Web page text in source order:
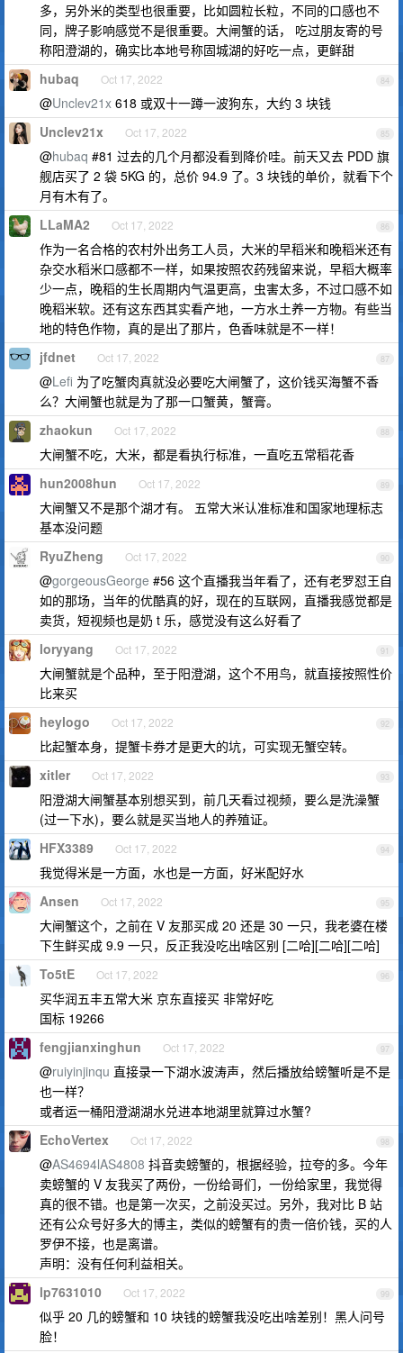
多，另外米的类型也很重要，比如圆粒长粒，不同的口感也不
同，牌子影响感觉不是很重要。大闸蟹的话， 吃过朋友寄的号
称阳澄湖的，确实比本地号称固城湖的好吃一点，更鲜甜
84
hubaq Oct 17, 2022
@Unclev21x 618 或双十一蹲一波狗东，大约 3 块钱
85
Unclev21x Oct 17, 2022
@hubaq #81 过去的几个月都没看到降价哇。前天又去 PDD 旗
舰店买了 2 袋 5KG 的，总价 94.9 了。3 块钱的单价，就看下个
月有木有了。
86
LLaMA2 Oct 17, 2022
作为一名合格的农村外出务工人员，大米的早稻米和晚稻米还有
杂交水稻米口感都不一样，如果按照农药残留来说，早稻大概率
少一点，晚稻的生长周期内气温更高，虫害太多，不过口感不如
晚稻米软。还有这东西其实看产地，一方水土养一方物。有些当
地的特色作物，真的是出了那片，色香味就是不一样！
87
jfdnet Oct 17, 2022
@Lefi 为了吃蟹肉真就没必要吃大闸蟹了，这价钱买海蟹不香
么？大闸蟹也就是为了那一口蟹黄，蟹膏。
88
zhaokun Oct 17, 2022
大闸蟹不吃，大米，都是看执行标准，一直吃五常稻花香
89
hun2008hun Oct 17, 2022
大闸蟹又不是那个湖才有。 五常大米认准标准和国家地理标志
基本没问题
90
RyuZheng Oct 17, 2022
@gorgeousGeorge #56 这个直播我当年看了，还有老罗怼王自
如的那场，当年的优酷真的好，现在的互联网，直播我感觉都是
卖货，短视频也是奶 t 乐，感觉没有这么好看了
91
loryyang Oct 17, 2022
大闸蟹就是个品种，至于阳澄湖，这个不用鸟，就直接按照性价
比来买
92
heylogo Oct 17, 2022
比起蟹本身，提蟹卡券才是更大的坑，可实现无蟹空转。
93
xitler Oct 17, 2022
阳澄湖大闸蟹基本别想买到，前几天看过视频，要么是洗澡蟹
(过一下水)，要么就是买当地人的养殖证。
94
HFX3389 Oct 17, 2022
我觉得米是一方面，水也是一方面，好米配好水
95
Ansen Oct 17, 2022
大闸蟹这个，之前在 V 友那买成 20 还是 30 一只，我老婆在楼
下生鲜买成 9.9 一只，反正我没吃出啥区别 [二哈][二哈][二哈]
96
To5tE Oct 17, 2022
买华润五丰五常大米 京东直接买 非常好吃
国标 19266
97
fengjianxinghun Oct 17, 2022
@ruiyinjinqu 直接录一下湖水波涛声，然后播放给螃蟹听是不是
也一样？
或者运一桶阳澄湖湖水兑进本地湖里就算过水蟹?
98
EchoVertex Oct 17, 2022
@AS4694lAS4808 抖音卖螃蟹的，根据经验，拉夸的多。今年
卖螃蟹的 V 友我买了两份，一份给哥们，一份给家里，我觉得
真的很不错。也是第一次买，之前没买过。另外，我对比 B 站
还有公众号好多大的博主，类似的螃蟹有的贵一倍价钱，买的人
罗伊不接，也是离谱。
声明：没有任何利益相关。
99
lp7631010 Oct 17, 2022
似乎 20 几的螃蟹和 10 块钱的螃蟹我没吃出啥差别！黑人问号
脸！